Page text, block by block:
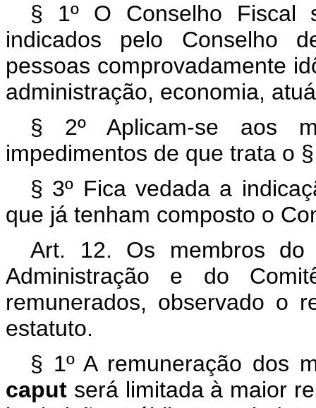
§ 1º O Conselho Fiscal
indicados pelo Conselho
pessoas comprovadamente
administração, economia,
§ 2º Aplicam-se aos
impedimentos de que trata o
§ 3º Fica vedada a
que já tenham composto o
Art. 12. Os membros do
Administração e do
remunerados, observado o
estatuto.
§ 1º A remuneração dos
caput será limitada à maior